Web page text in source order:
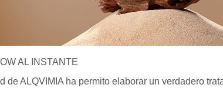
AL INSTANTE
de ALQVIMIA ha permito elaborar un verdadero